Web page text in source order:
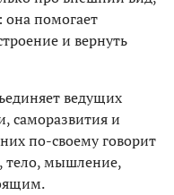
она помогает
и вернуть
ведущих
саморазвития и
по-своему говорит
тело, мышление,